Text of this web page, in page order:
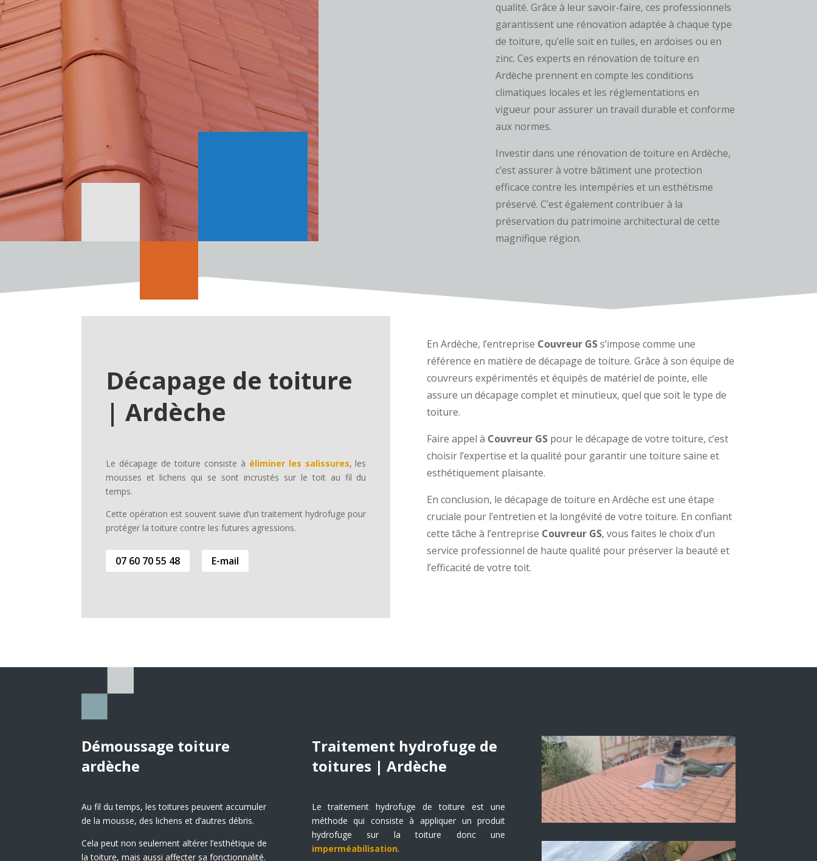
qualité. Grâce à leur savoir-faire, ces professionnels
garantissent une rénovation adaptée à chaque type
de toiture, qu’elle soit en tuiles, en ardoises ou en
zinc. Ces experts en rénovation de toiture en
Ardèche prennent en compte les conditions
climatiques locales et les réglementations en
vigueur pour assurer un travail durable et conforme
aux normes.
Investir dans une rénovation de toiture en Ardèche,
c’est assurer à votre bâtiment une protection
efficace contre les intempéries et un esthétisme
préservé. C’est également contribuer à la
préservation du patrimoine architectural de cette
magnifique région.
Décapage de toiture
| Ardèche
Le décapage de toiture consiste à éliminer les salissures, les
mousses et lichens qui se sont incrustés sur le toit au fil du
temps.
Cette opération est souvent suivie d’un traitement hydrofuge pour
protéger la toiture contre les futures agressions.
07 60 70 55 48 E-mail
En Ardèche, l’entreprise Couvreur GSs’impose comme une
référence en matière de décapage de toiture. Grâce à son équipe de
couvreurs expérimentés et équipés de matériel de pointe, elle
assure un décapage complet et minutieux, quel que soit le type de
toiture.
Faire appel à Couvreur GSpour le décapage de votre toiture, c’est
choisir l’expertise et la qualité pour garantir une toiture saine et
esthétiquement plaisante.
En conclusion, le décapage de toiture en Ardèche est une étape
cruciale pour l’entretien et la longévité de votre toiture. En confiant
cette tâche à l’entreprise Couvreur GS, vous faites le choix d’un
service professionnel de haute qualité pour préserver la beauté et
l’efficacité de votre toit.
Démoussage toiture
ardèche
Au fil du temps, les toitures peuvent accumuler
de la mousse, des lichens et d’autres débris.
Cela peut non seulement altérer l’esthétique de
la toiture, mais aussi affecter sa fonctionnalité.
Traitement hydrofuge de
toitures | Ardèche
Le traitement hydrofuge de toiture est une
méthode qui consiste à appliquer un produit
hydrofuge sur la toiture donc une
imperméabilisation.